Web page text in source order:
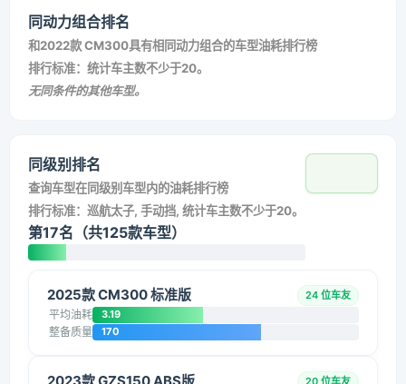
同动力组合排名
和2022款 CM300具有相同动力组合的车型油耗排行榜
排行标准：统计车主数不少于20。
无同条件的其他车型。
同级别排名
查询车型在同级别车型内的油耗排行榜
排行标准：巡航太子, 手动挡, 统计车主数不少于20。
第17名（共125款车型）
2025款 CM300 标准版 24 位车友
平均油耗 3.19
整备质量 170
20 位车友